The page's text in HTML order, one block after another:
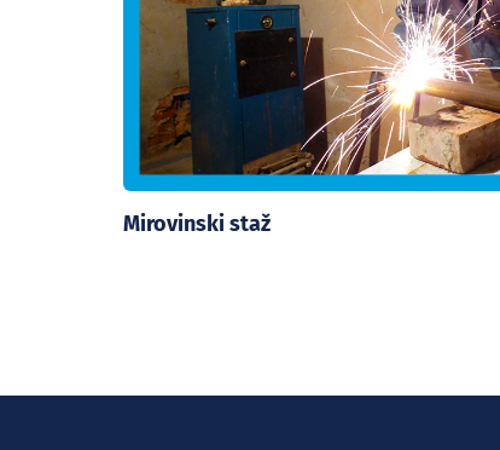
Mirovinski staž